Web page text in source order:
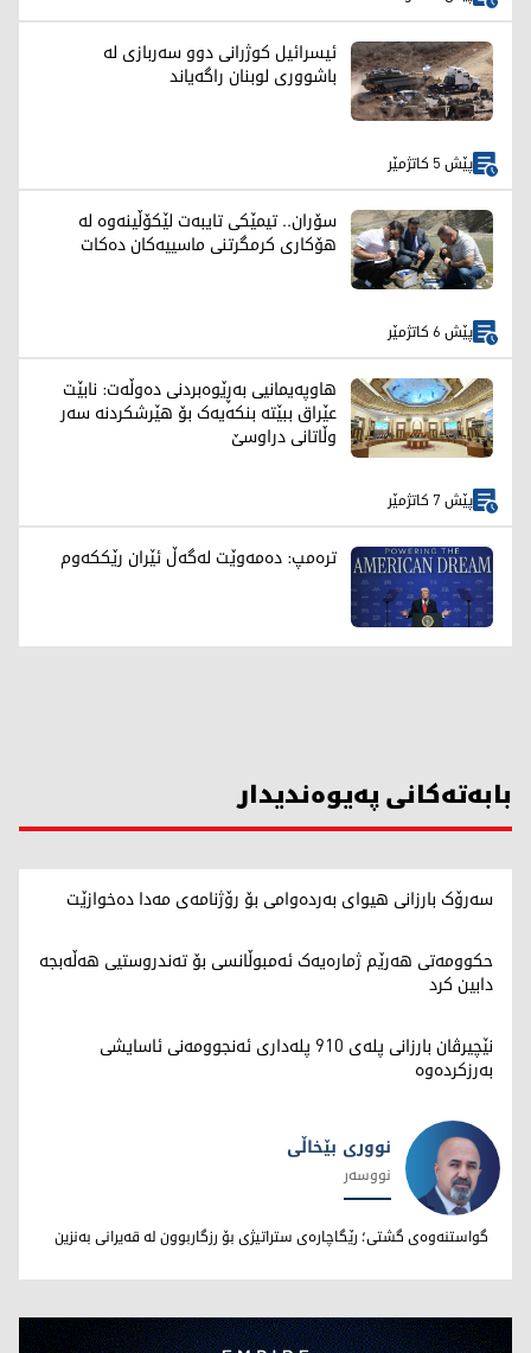
ئیسرائیل کوژرانی دوو سەربازی لە
باشووری لوبنان راگەیاند
پێش 5 کاتژمێر
سۆران.. تیمێکی تایبەت لێکۆڵینەوە لە
هۆکاری کرمگرتنی ماسییەکان دەکات
پێش 6 کاتژمێر
هاوپەیمانیی بەڕێوەبردنی دەوڵەت: نابێت
عێراق ببێتە بنکەیەک بۆ هێرشکردنە سەر
وڵاتانی دراوسێ
پێش 7 کاتژمێر
ترەمپ: دەمەوێت لەگەڵ ئێران رێککەوم
بابەتەکانی پەیوەندیدار
سەرۆک بارزانی هیوای بەردەوامی بۆ رۆژنامەی مەدا دەخوازێت
حکوومەتی هەرێم ژمارەیەک ئەمبوڵانسی بۆ تەندروستیی هەڵەبجە
دابین کرد
نێچیرڤان بارزانی پلەی 910 پلەداری ئەنجوومەنی ئاسایشی
بەرزکردەوە
نووری بێخاڵی
نووری بێخاڵی
نووسەر
گواستنەوەی گشتی؛ رێگاچارەی ستراتیژی بۆ رزگاربوون لە قەیرانی بەنزین